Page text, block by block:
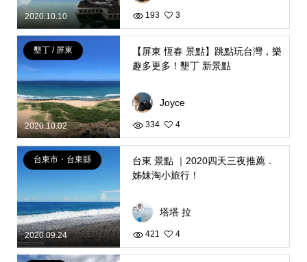
2020.10.10 193 3
2020.10.02
墾丁 / 屏東
【屏東 恆春 景點】跳點玩台灣，樂
趣多更多！墾丁 新景點
Joyce
334 4
2020.09.24
台東市・台東縣
台東 景點 ｜2020四天三夜推薦．
姊妹淘小旅行！
塔塔 拉
421 4